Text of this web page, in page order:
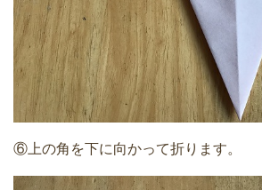
⑥上の角を下に向かって折ります。